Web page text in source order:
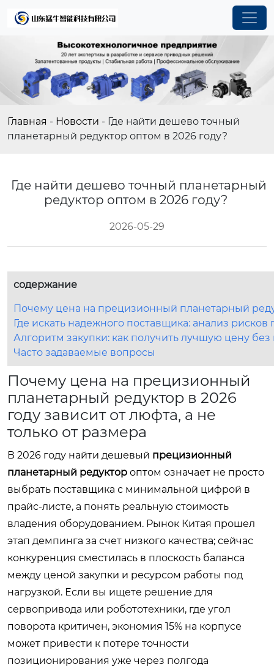
Главная - Новости - Где найти дешево точный
планетарный редуктор оптом в 2026 году?
Где найти дешево точный планетарный
редуктор оптом в 2026 году?
2026-05-29
содержание
Почему цена на прецизионный планетарный
Где искать надежного поставщика: анализ
Алгоритм закупки: как получить лучшую цену без
Часто задаваемые вопросы
Почему цена на прецизионный
планетарный редуктор в 2026
году зависит от люфта, а не
только от размера
В 2026 году найти дешевый прецизионный
планетарный редуктор оптом означает не просто
выбрать поставщика с минимальной цифрой в
прайс-листе, а понять реальную стоимость
владения оборудованием. Рынок Китая прошел
этап демпинга за счет низкого качества; сейчас
конкуренция сместилась в плоскость баланса
между ценой закупки и ресурсом работы под
нагрузкой. Если вы ищете решение для
сервопривода или робототехники, где угол
поворота критичен, экономия 15% на корпусе
может привести к потере точности
позиционирования уже через полгода